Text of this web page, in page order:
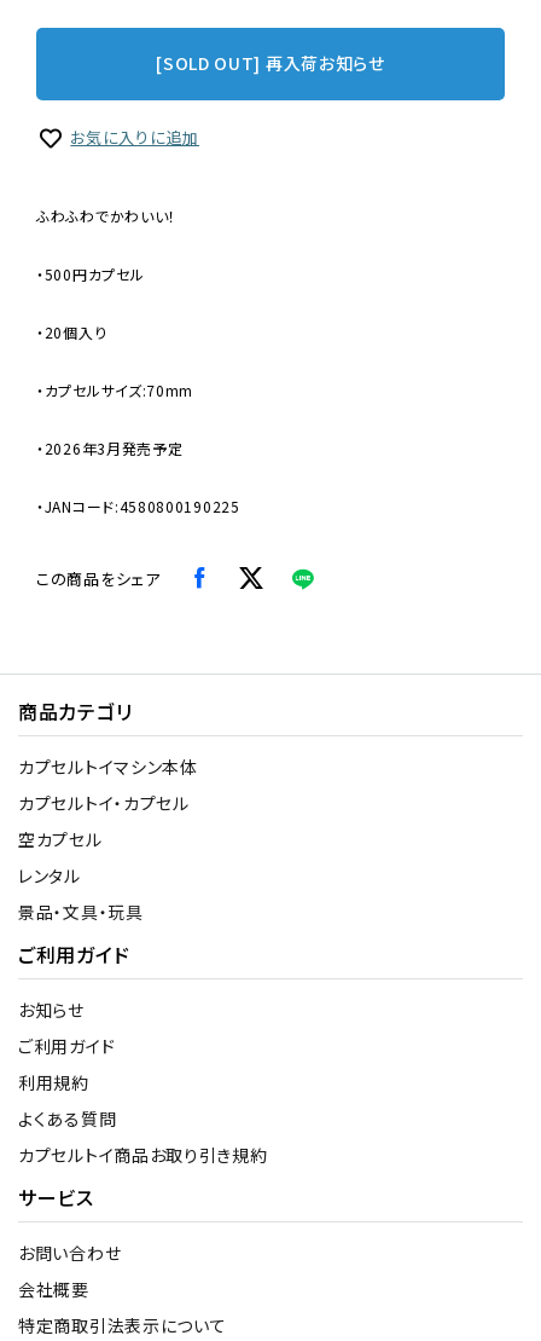
[SOLD OUT] 再入荷お知らせ
お気に入りに追加
ふわふわでかわいい！
・500円カプセル
・20個入り
・カプセルサイズ:70mm
・2026年3月発売予定
・JANコード:4580800190225
この商品をシェア
商品カテゴリ
カプセルトイマシン本体
カプセルトイ・カプセル
空カプセル
レンタル
景品・文具・玩具
ご利用ガイド
お知らせ
ご利用ガイド
利用規約
よくある質問
カプセルトイ商品お取り引き規約
サービス
お問い合わせ
会社概要
特定商取引法表示について